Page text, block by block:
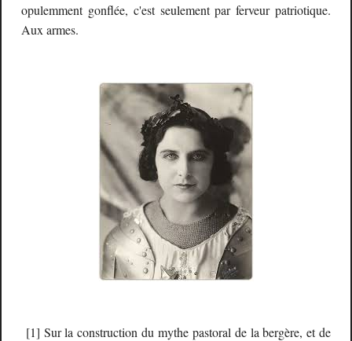
opulemment gonflée, c'est seulement par ferveur patriotique.
Aux armes.
[1] Sur la construction du mythe pastoral de la bergère, et de